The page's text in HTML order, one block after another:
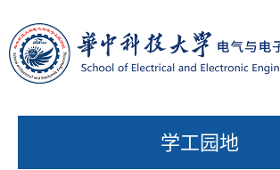
学工园地